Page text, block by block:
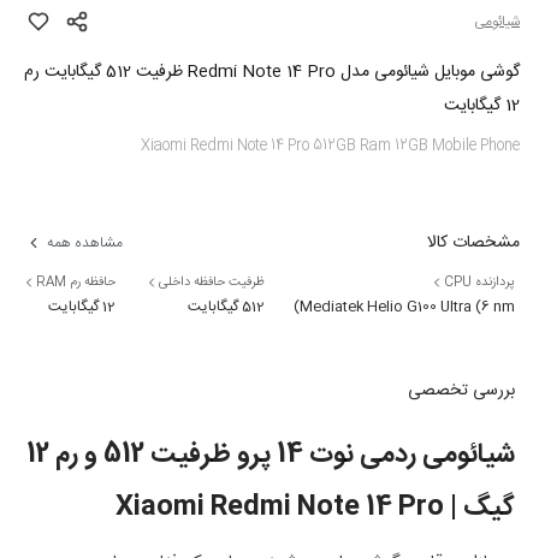
شیائومی
گوشی موبایل شیائومی مدل Redmi Note 14 Pro ظرفیت 512 گیگابایت رم
12 گیگابایت
Xiaomi Redmi Note 14 Pro 512GB Ram 12GB Mobile Phone
مشخصات کالا مشاهده همه
پردازنده CPU
Mediatek Helio G100 Ultra (6 nm)
ظرفیت حافظه داخلی
512 گیگابایت
حافظه رم RAM
12 گیگابایت
بررسی تخصصی
شیائومی ردمی نوت 14 پرو ظرفیت 512 و رم 12
گیگ | Xiaomi Redmi Note 14 Pro